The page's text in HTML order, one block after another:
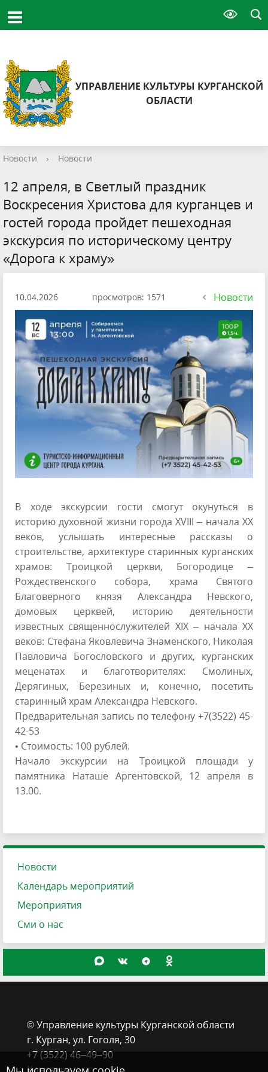
УПРАВЛЕНИЕ КУЛЬТУРЫ КУРГАНСКОЙ
ОБЛАСТИ
Новости › Новости
12 апреля, в Светлый праздник
Воскресения Христова для курганцев и
гостей города пройдет пешеходная
экскурсия по историческому центру
«Дорога к храму»
10.04.2026 просмотров: 1571 Новости
В ходе экскурсии гости смогут окунуться в
историю духовной жизни города XVIII – начала ХХ
веков, услышать интересные рассказы о
строительстве, архитектуре старинных курганских
храмов: Троицкой церкви, Богородице –
Рождественского собора, храма Святого
Благоверного князя Александра Невского,
домовых церквей, историю деятельности
известных священнослужителей XIX – начала ХХ
веков: Стефана Яковлевича Знаменского, Николая
Павловича Богословского и других, курганских
меценатах и благотворителях: Смолиных,
Дерягиных, Березиных и, конечно, посетить
старинный храм Александра Невского.
Предварительная запись по телефону +7(3522) 45-
42-53
• Стоимость: 100 рублей.
Начало экскурсии на Троицкой площади у
памятника Наташе Аргентовской, 12 апреля в
13.00.
Новости
Календарь мероприятий
Мероприятия
Сми о нас
© Управление культуры Курганской области
г. Курган, ​ул. Гоголя, 30
+7 (3522) 46‒49‒90